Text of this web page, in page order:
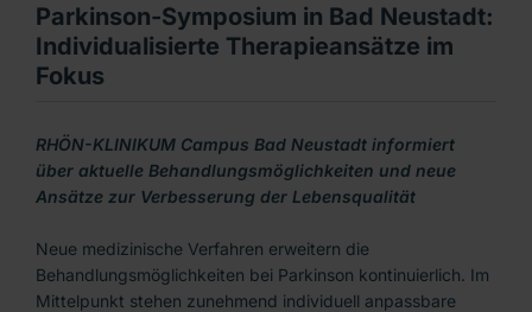
Parkinson-Symposium in Bad Neustadt:
Individualisierte Therapieansätze im
Fokus
RHÖN-KLINIKUM Campus Bad Neustadt informiert
über aktuelle Behandlungsmöglichkeiten und neue
Ansätze zur Verbesserung der Lebensqualität
Neue medizinische Verfahren erweitern die
Behandlungsmöglichkeiten bei Parkinson kontinuierlich. Im
Mittelpunkt stehen zunehmend individuell anpassbare